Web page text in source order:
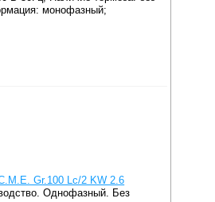
монофазный;
Gr.100 Lc/2 KW 2.6
Однофазный. Без